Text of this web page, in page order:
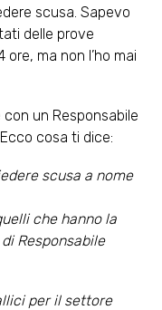
scusa. Sapevo
delle prove
ma non l’ho mai
un Responsabile
cosa ti dice:
scusa a nome
che hanno la
Responsabile
per il settore